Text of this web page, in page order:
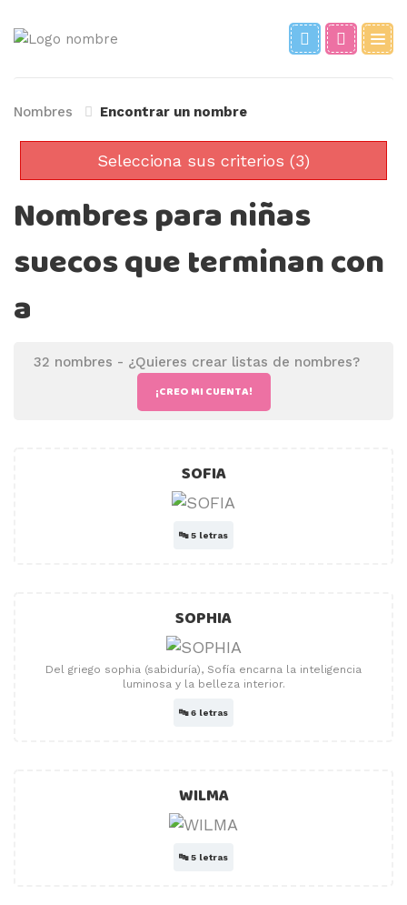
Nombres Encontrar un nombre
Selecciona sus criterios (3)
Nombres para niñas
suecos que terminan con
a
32 nombres - ¿Quieres crear listas de nombres?
¡CREO MI CUENTA!
SOFIA
🔤5 letras
SOPHIA
Del griego sophia (sabiduría), Sofía encarna la inteligencia
luminosa y la belleza interior.
🔤6 letras
WILMA
🔤5 letras